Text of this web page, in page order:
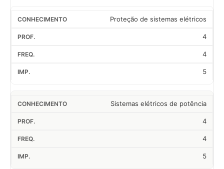
Proteção de sistemas elétricos
4
4
5
Sistemas elétricos de potência
4
4
5